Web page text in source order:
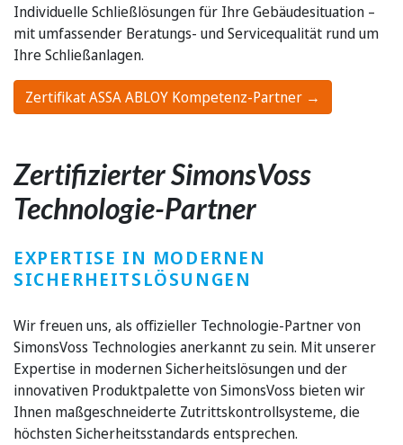
Individuelle Schließlösungen für Ihre Gebäudesituation –
mit umfassender Beratungs- und Servicequalität rund um
Ihre Schließanlagen.
Zertifikat ASSA ABLOY Kompetenz-Partner →
Zertifizierter SimonsVoss
Technologie-Partner
EXPERTISE IN MODERNEN
SICHERHEITSLÖSUNGEN
Wir freuen uns, als offizieller Technologie-Partner von
SimonsVoss Technologies anerkannt zu sein. Mit unserer
Expertise in modernen Sicherheitslösungen und der
innovativen Produktpalette von SimonsVoss bieten wir
Ihnen maßgeschneiderte Zutrittskontrollsysteme, die
höchsten Sicherheitsstandards entsprechen.